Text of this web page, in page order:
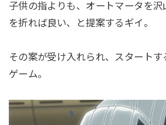
子供の指よりも、オートマータを
を折れば良い、と提案するギイ。
その案が受け入れられ、スタート
ゲーム。